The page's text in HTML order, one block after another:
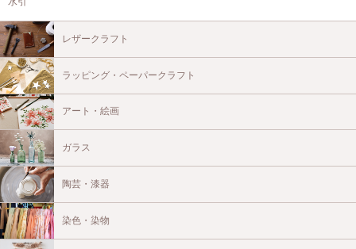
レザークラフト
ラッピング・ペーパークラフト
アート・絵画
ガラス
陶芸・漆器
染色・染物